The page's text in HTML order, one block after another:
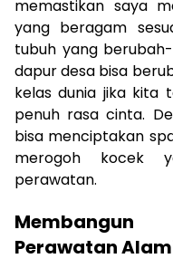
memastikan saya
yang beragam
tubuh yang
dapur desa bisa
kelas dunia jika kita
penuh rasa cinta.
bisa menciptakan
merogoh kocek
perawatan.
Membangun
Perawatan